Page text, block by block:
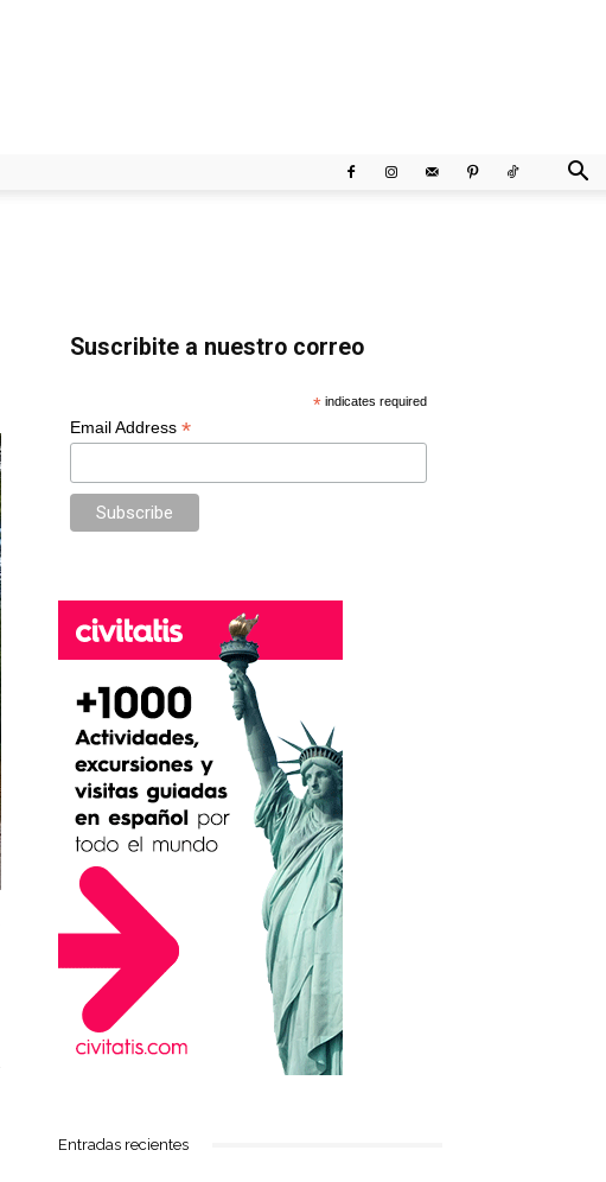
Suscribite a nuestro correo
* indicates required
Email Address *
Entradas recientes